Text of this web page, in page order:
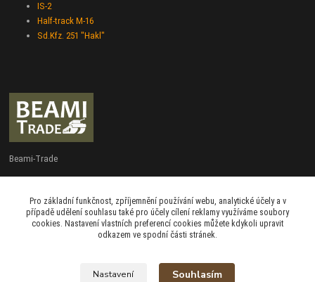
IS-2
Half-track M-16
Sd.Kfz. 251 "Hakl"
Beami-Trade
+420 775 427 778
Po - Pá 9:00 - 16:00
admin@beami-trade.cz
Pro základní funkčnost, zpříjemnění používání webu, analytické účely a v
případě udělení souhlasu také pro účely cílení reklamy využíváme soubory
cookies. Nastavení vlastních preferencí cookies můžete kdykoli upravit
odkazem ve spodní části stránek.
Nastavení Souhlasím